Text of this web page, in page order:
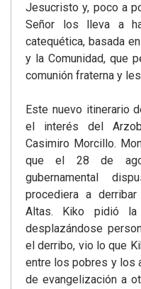
Jesucristo y, poco a
Señor los lleva a
catequética, basada
y la Comunidad, que
comunión fraterna y
Este nuevo itinerario
el interés del
Casimiro Morcillo.
que el 28 de
gubernamental
procediera a
Altas. Kiko pidió la
desplazándose
el derribo, vio lo que
entre los pobres y los
de evangelización a